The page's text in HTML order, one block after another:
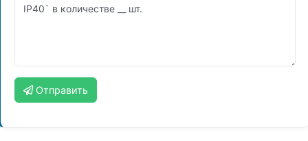
Отправить